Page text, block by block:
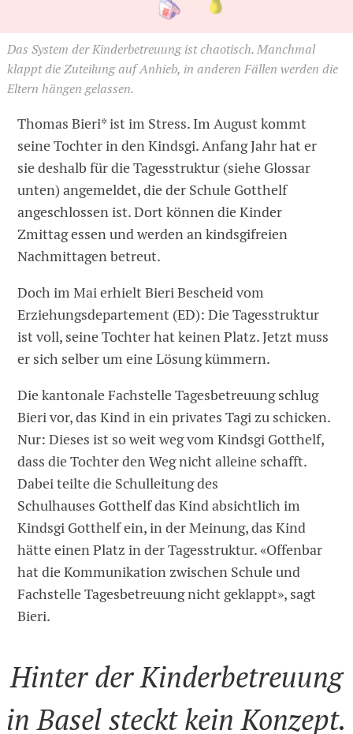
Das System der Kinderbetreuung ist chaotisch. Manchmal
klappt die Zuteilung auf Anhieb, in anderen Fällen werden die
Eltern hängen gelassen.
Thomas Bieri* ist im Stress. Im August kommt
seine Tochter in den Kindsgi. Anfang Jahr hat er
sie deshalb für die Tagesstruktur (siehe Glossar
unten) angemeldet, die der Schule Gotthelf
angeschlossen ist. Dort können die Kinder
Zmittag essen und werden an kindsgifreien
Nachmittagen betreut.
Doch im Mai erhielt Bieri Bescheid vom
Erziehungsdepartement (ED): Die Tagesstruktur
ist voll, seine Tochter hat keinen Platz. Jetzt muss
er sich selber um eine Lösung kümmern.
Die kantonale Fachstelle Tagesbetreuung schlug
Bieri vor, das Kind in ein privates Tagi zu schicken.
Nur: Dieses ist so weit weg vom Kindsgi Gotthelf,
dass die Tochter den Weg nicht alleine schafft.
Dabei teilte die Schulleitung des
Schulhauses Gotthelf das Kind absichtlich im
Kindsgi Gotthelf ein, in der Meinung, das Kind
hätte einen Platz in der Tagesstruktur. «Offenbar
hat die Kommunikation zwischen Schule und
Fachstelle Tagesbetreuung nicht geklappt», sagt
Bieri.
Hinter der Kinderbetreuung
in Basel steckt kein Konzept.